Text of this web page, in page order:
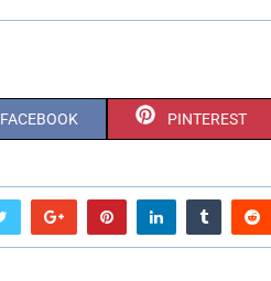
FACEBOOK PINTEREST